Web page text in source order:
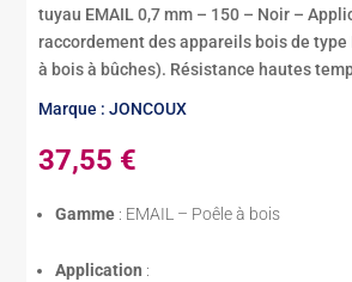
tuyau EMAIL 0,7 mm – 150 – Noir –
raccordement des appareils bois de
à bois à bûches). Résistance hautes
Marque : JONCOUX
37,55 €
Gamme : EMAIL – Poêle à bois
Application :